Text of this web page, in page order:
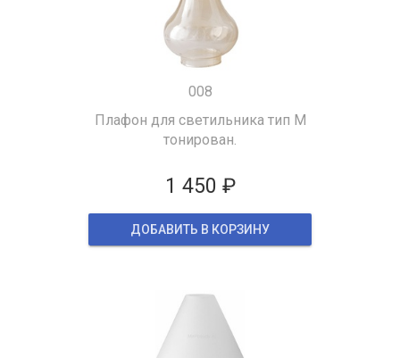
008
Плафон для светильника тип M
тонирован.
1 450 ₽
ДОБАВИТЬ В КОРЗИНУ